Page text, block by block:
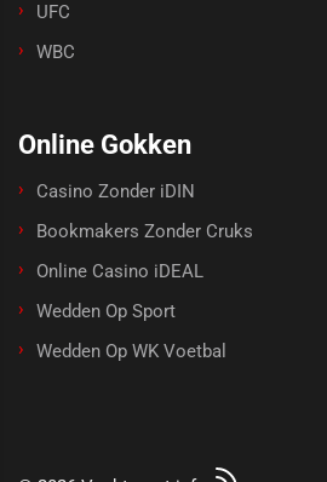
UFC
WBC
Online Gokken
Casino Zonder iDIN
Bookmakers Zonder Cruks
Online Casino iDEAL
Wedden Op Sport
Wedden Op WK Voetbal